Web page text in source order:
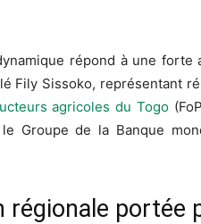
répond à une
Fily Sissoko, représentant
agricoles du Togo
Groupe de la Banque
régionale portée